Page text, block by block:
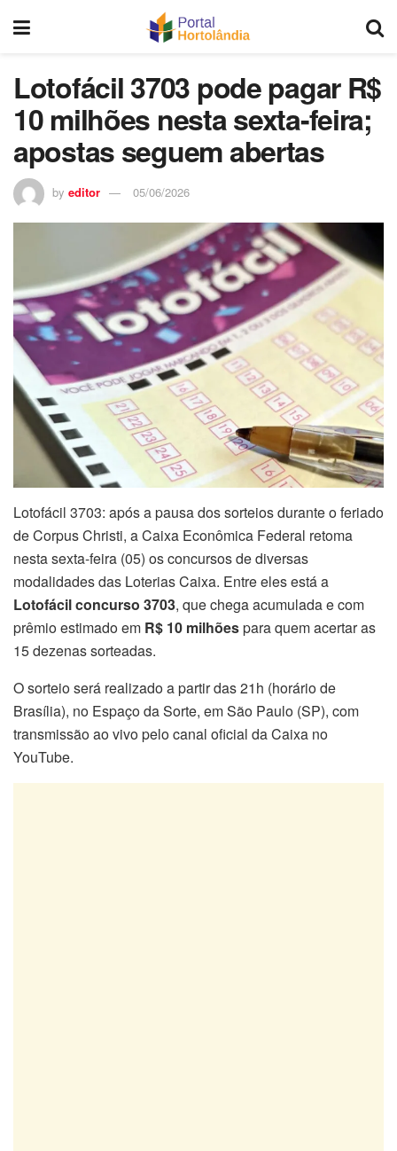
Lotofácil 3703 pode pagar R$
10 milhões nesta sexta-feira;
apostas seguem abertas
by editor 05/06/2026
Lotofácil 3703: após a pausa dos sorteios durante o feriado
de Corpus Christi, a Caixa Econômica Federal retoma
nesta sexta-feira (05) os concursos de diversas
modalidades das Loterias Caixa. Entre eles está a
Lotofácil concurso 3703, que chega acumulada e com
prêmio estimado em R$ 10 milhõespara quem acertar as
15 dezenas sorteadas.
O sorteio será realizado a partir das 21h (horário de
Brasília), no Espaço da Sorte, em São Paulo (SP), com
transmissão ao vivo pelo canal oficial da Caixa no
YouTube.